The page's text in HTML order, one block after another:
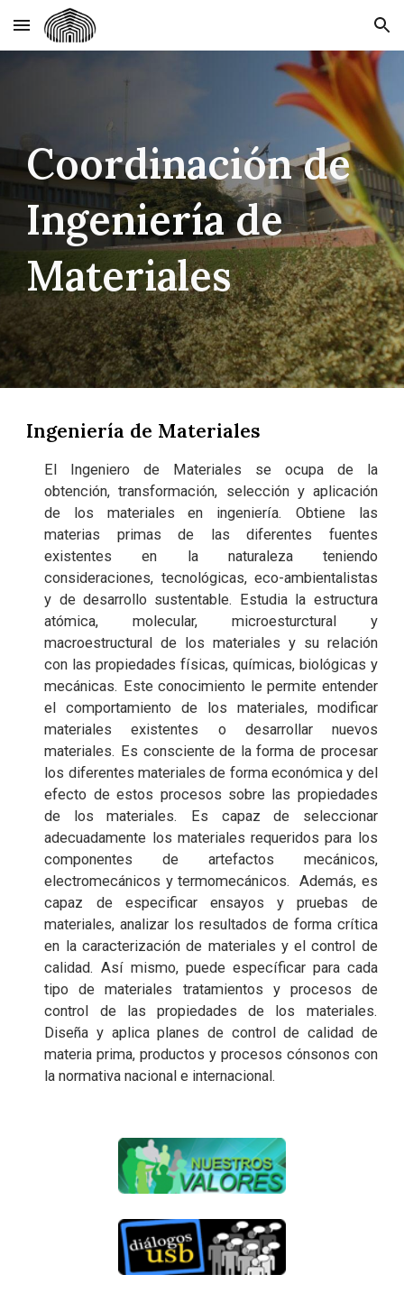
Skip to main content Skip to navigation
Coordinación de
Ingeniería de
Materiales
Ingeniería de Materiales
El Ingeniero de Materiales se ocupa de la
obtención, transformación, selección y aplicación
de los materiales en ingeniería. Obtiene las
materias primas de las diferentes fuentes
existentes en la naturaleza teniendo
consideraciones, tecnológicas, eco-ambientalistas
y de desarrollo sustentable. Estudia la estructura
atómica, molecular, microesturctural y
macroestructural de los materiales y su relación
con las propiedades físicas, químicas, biológicas y
mecánicas. Este conocimiento le permite entender
el comportamiento de los materiales, modificar
materiales existentes o desarrollar nuevos
materiales. Es consciente de la forma de procesar
los diferentes materiales de forma económica y del
efecto de estos procesos sobre las propiedades
de los materiales. Es capaz de seleccionar
adecuadamente los materiales requeridos para los
componentes de artefactos mecánicos,
electromecánicos y termomecánicos. Además, es
capaz de especificar ensayos y pruebas de
materiales, analizar los resultados de forma crítica
en la caracterización de materiales y el control de
calidad. Así mismo, puede específicar para cada
tipo de materiales tratamientos y procesos de
control de las propiedades de los materiales.
Diseña y aplica planes de control de calidad de
materia prima, productos y procesos cónsonos con
la normativa nacional e internacional.